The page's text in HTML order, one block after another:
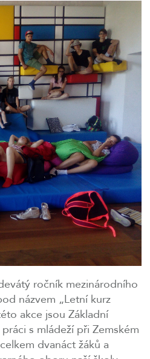
ročník mezinárodního
názvem „Letní kurz
akce jsou Základní
s mládeží při Zemském
dvanáct žáků a